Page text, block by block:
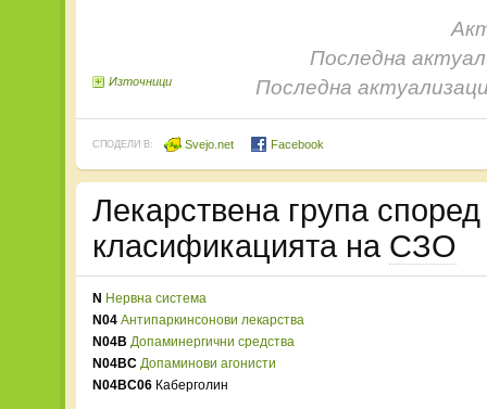
Последна
Последна
Източници
СПОДЕЛИ В: Svejo.net Facebook
Лекарствена група
класификацията на СЗО
N Нервна система
N04 Антипаркинсонови лекарства
N04B Допаминергични средства
N04BC Допаминови агонисти
N04BC06 Каберголин